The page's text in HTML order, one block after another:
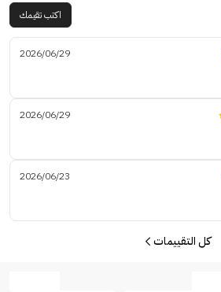
اكتب تقيمك
2026/06/29
2026/06/29
2026/06/23
كل التقييمات